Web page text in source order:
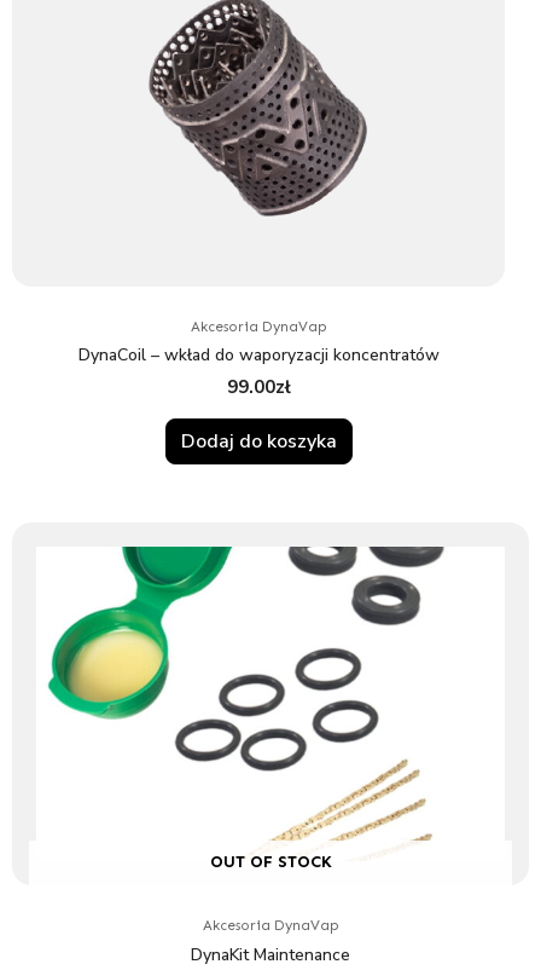
Akcesoria DynaVap
DynaCoil – wkład do waporyzacji koncentratów
99.00zł
Dodaj do koszyka
OUT OF STOCK
Akcesoria DynaVap
DynaKit Maintenance